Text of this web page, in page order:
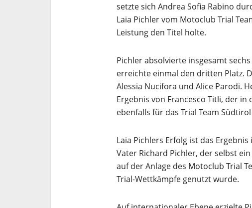
setzte sich Andrea Sofia Rabino
Laia Pichler vom Motoclub Trial
Leistung den Titel holte.
Pichler absolvierte insgesamt
erreichte einmal den dritten Platz.
Alessia Nucifora und Alice Parodi.
Ergebnis von Francesco Titli, der
ebenfalls für das Trial Team
Laia Pichlers Erfolg ist das
Vater Richard Pichler, der selbst
auf der Anlage des Motoclub Trial
Trial-Wettkämpfe genutzt wurde.